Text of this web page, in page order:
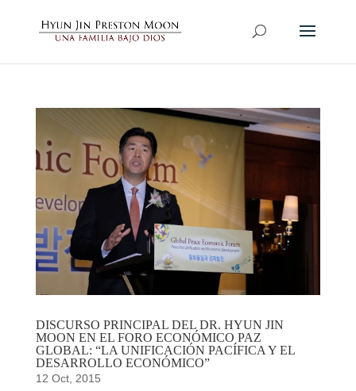
DISCURSO PRINCIPAL DEL DR. HYUN JIN
MOON EN EL FORO ECONÓMICO PAZ
GLOBAL: “LA UNIFICACIÓN PACÍFICA Y EL
DESARROLLO ECONÓMICO”
12 Oct, 2015